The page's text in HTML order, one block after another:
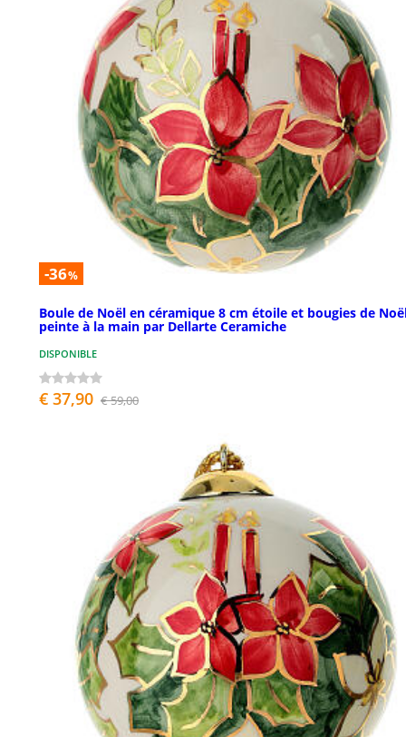
-36%
Boule de Noël en céramique 8 cm étoile et bougies de
peinte à la main par Dellarte Ceramiche
DISPONIBLE
€ 37,90 € 59,00